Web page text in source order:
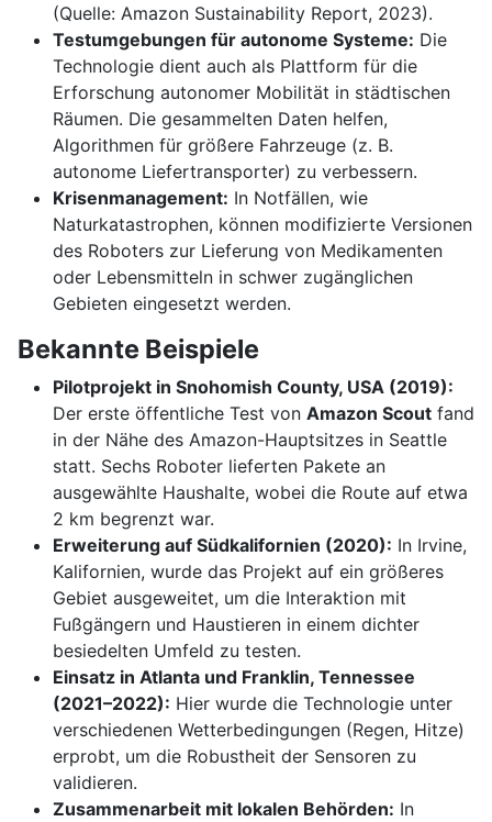
(Quelle: Amazon Sustainability Report, 2023).
Testumgebungen für autonome Systeme: Die
Technologie dient auch als Plattform für die
Erforschung autonomer Mobilität in städtischen
Räumen. Die gesammelten Daten helfen,
Algorithmen für größere Fahrzeuge (z. B.
autonome Liefertransporter) zu verbessern.
Krisenmanagement: In Notfällen, wie
Naturkatastrophen, können modifizierte Versionen
des Roboters zur Lieferung von Medikamenten
oder Lebensmitteln in schwer zugänglichen
Gebieten eingesetzt werden.
Bekannte Beispiele
Pilotprojekt in Snohomish County, USA (2019):
Der erste öffentliche Test von Amazon Scout fand
in der Nähe des Amazon-Hauptsitzes in Seattle
statt. Sechs Roboter lieferten Pakete an
ausgewählte Haushalte, wobei die Route auf etwa
2 km begrenzt war.
Erweiterung auf Südkalifornien (2020): In Irvine,
Kalifornien, wurde das Projekt auf ein größeres
Gebiet ausgeweitet, um die Interaktion mit
Fußgängern und Haustieren in einem dichter
besiedelten Umfeld zu testen.
Einsatz in Atlanta und Franklin, Tennessee
(2021–2022): Hier wurde die Technologie unter
verschiedenen Wetterbedingungen (Regen, Hitze)
erprobt, um die Robustheit der Sensoren zu
validieren.
Zusammenarbeit mit lokalen Behörden: In